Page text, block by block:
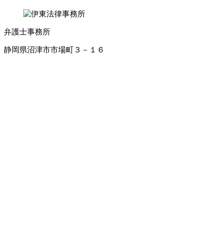
弁護士事務所
静岡県沼津市市場町３－１６